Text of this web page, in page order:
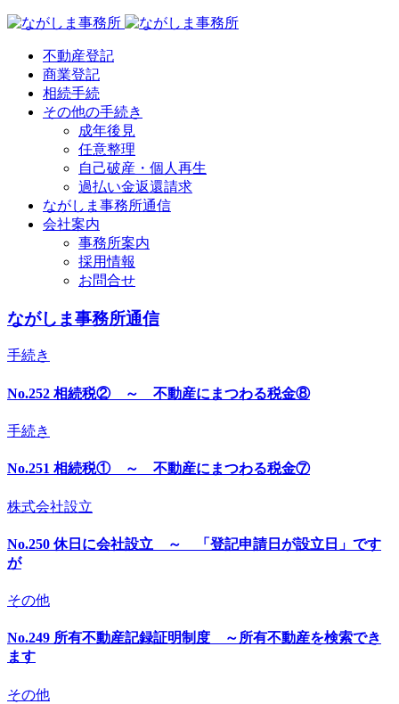
不動産登記
商業登記
相続手続
その他の手続き
成年後見
任意整理
自己破産・個人再生
過払い金返還請求
ながしま事務所通信
会社案内
事務所案内
採用情報
お問合せ
ながしま事務所通信
手続き
No.252 相続税② ～ 不動産にまつわる税金⑧
手続き
No.251 相続税① ～ 不動産にまつわる税金⑦
株式会社設立
No.250 休日に会社設立 ～ 「登記申請日が設立日」です
が
その他
No.249 所有不動産記録証明制度 ～所有不動産を検索でき
ます
その他